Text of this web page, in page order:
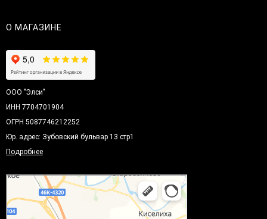
О МАГАЗИНЕ
ООО "Элси"
ИНН 7704701904
ОГРН 5087746212252
Юр. адрес: Зубовский бульвар 13 стр1
Подробнее